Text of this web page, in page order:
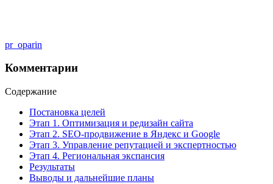
pr_oparin
Комментарии
Содержание
Постановка целей
Этап 1. Оптимизация и редизайн сайта
Этап 2. SEO-продвижение в Яндекс и Google
Этап 3. Управление репутацией и экспертностью
Этап 4. Региональная экспансия
Результаты
Выводы и дальнейшие планы